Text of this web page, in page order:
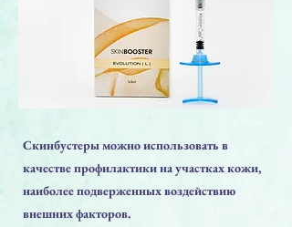
Скинбустеры можно использовать в
качестве профилактики на участках кожи,
наиболее подверженных воздействию
внешних факторов.